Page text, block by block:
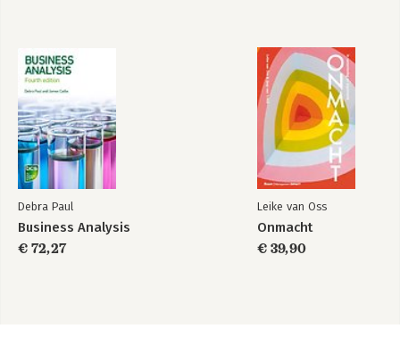
Debra Paul
Business Analysis
€ 72,27
Leike van Oss
Onmacht
€ 39,90